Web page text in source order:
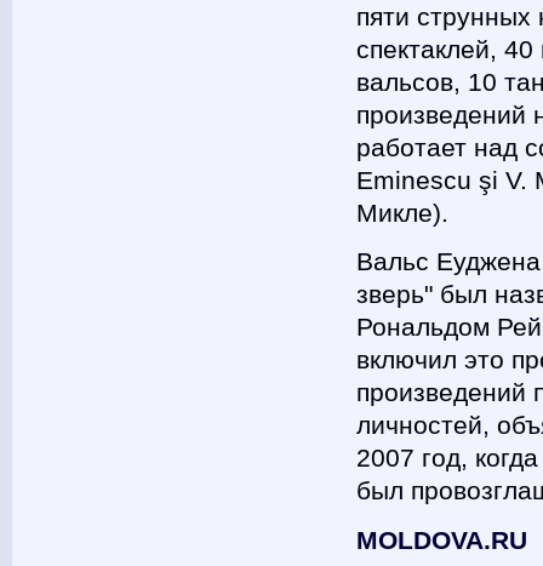
пяти струнных
спектаклей,
вальсов, 10
произведений
работает над
Eminescu şi V.
Микле).
Вальс
зверь" был
Рональдом
включил это
произведений
личностей,
2007 год,
был
MOLDOVA.RU